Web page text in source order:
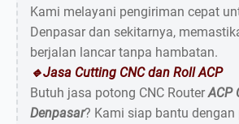
Kami melayani pengiriman cepat
Denpasar dan sekitarnya,
berjalan lancar tanpa hambatan.
🔹Jasa Cutting CNC dan Roll ACP
Butuh jasa potong CNC RouterACP
Denpasar? Kami siap bantu dengan
Keranjang masih kosong